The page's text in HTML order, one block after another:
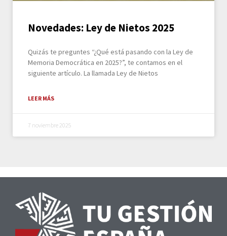
Novedades: Ley de Nietos 2025
Quizás te preguntes “¿Qué está pasando con la Ley de
Memoria Democrática en 2025?”, te contamos en el
siguiente artículo. La llamada Ley de Nietos
LEER MÁS
7 noviembre 2025